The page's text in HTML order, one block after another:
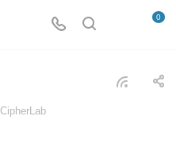
0
CipherLab